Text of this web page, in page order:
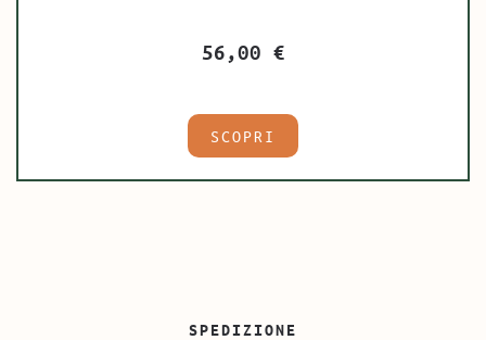
56,00 €
SCOPRI
SPEDIZIONE